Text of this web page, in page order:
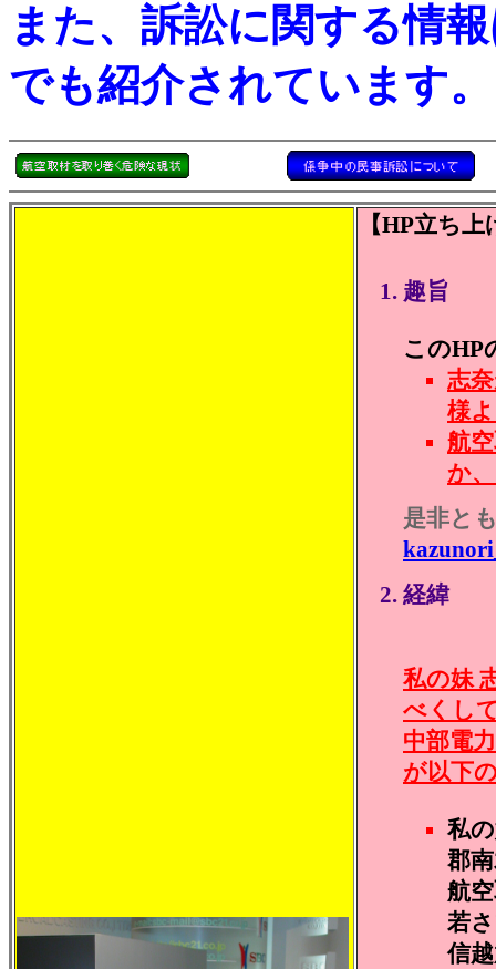
また、訴訟に関する情
でも紹介されています。
【HP立ち
趣旨
このHP
志
様
航
か
是非と
経緯
私の妹
べくし
中部電
が以下
私
郡
航
若
信